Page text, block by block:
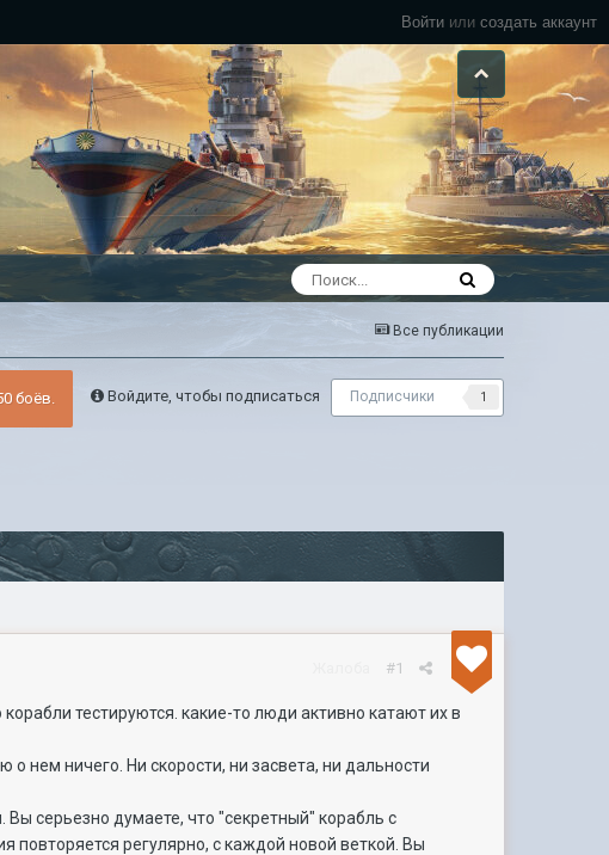
Войти или создать аккаунт
Все публикации
Войдите, чтобы подписаться Подписчики 1
боёв.
#1
тестируются. какие-то люди активно катают их в
нем ничего. Ни скорости, ни засвета, ни дальности
серьезно думаете, что "секретный" корабль с
повторяется регулярно, с каждой новой веткой. Вы